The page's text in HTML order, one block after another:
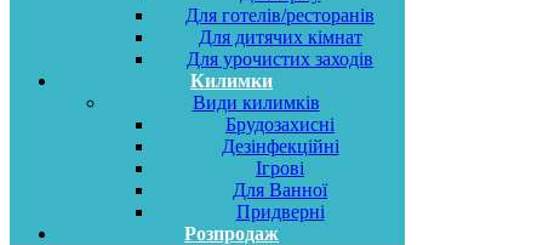
Для готелів/ресторанів
Для дитячих кімнат
Для урочистих заходів
Килимки
Види килимків
Брудозахисні
Дезінфекційні
Ігрові
Для Ванної
Придверні
Розпродаж